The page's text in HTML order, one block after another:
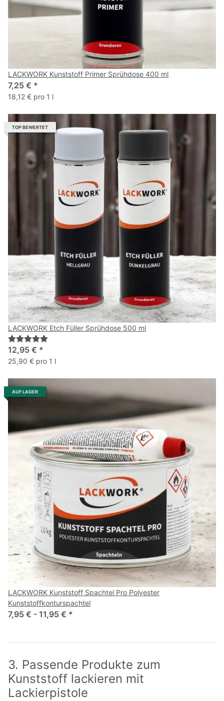
LACKWORK Kunststoff Primer Sprühdose 400 ml
7,25 € *
18,12 € pro 1 l
TOP BEWERTET
LACKWORK Etch Füller Sprühdose 500 ml
12,95 € *
25,90 € pro 1 l
AUF LAGER
LACKWORK Kunststoff Spachtel Pro Polyester
Kunststoffkonturspachtel
7,95 € - 11,95 € *
3. Passende Produkte zum
Kunststoff lackieren mit
Lackierpistole